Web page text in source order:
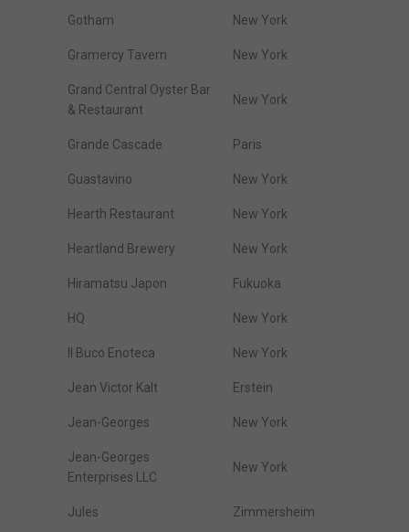
Gotham New York
Gramercy Tavern New York
Grand Central Oyster Bar
& Restaurant
New York
Grande Cascade Paris
Guastavino New York
Hearth Restaurant New York
Heartland Brewery New York
Hiramatsu Japon Fukuoka
HQ New York
Il Buco Enoteca New York
Jean Victor Kalt Erstein
Jean-Georges New York
Jean-Georges
Enterprises LLC
New York
Jules Zimmersheim